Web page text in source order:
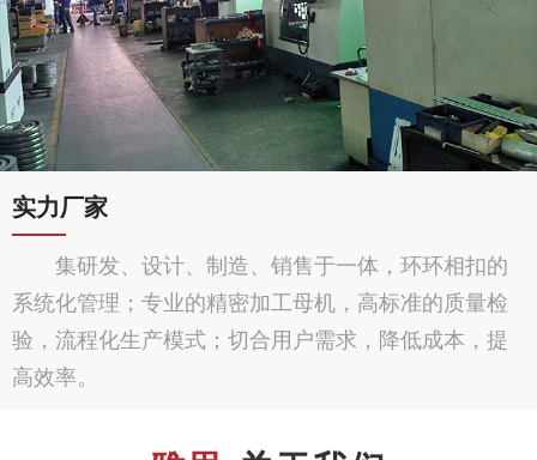
实力厂家
集研发、设计、制造、销售于一体，环环相扣的
系统化管理；专业的精密加工母机，高标准的质量检
验，流程化生产模式；切合用户需求，降低成本，提
高效率。